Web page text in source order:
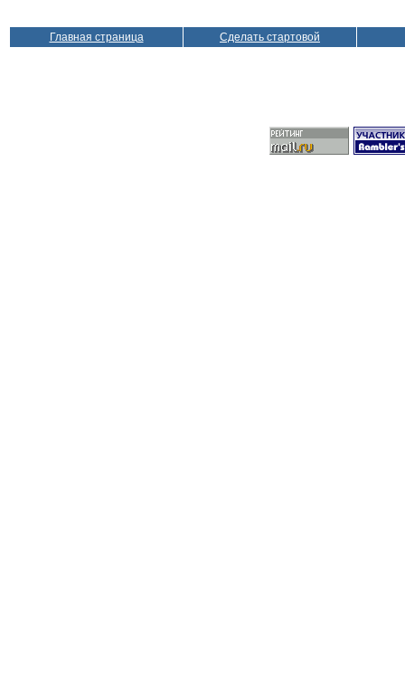
Главная страница Сделать стартовой